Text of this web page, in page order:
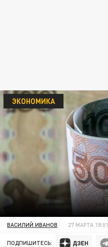
ЭКОНОМИКА
ВАСИЛИЙ ИВАНОВ 27 МАРТА 18:01
ПОДПИШИТЕСЬ: